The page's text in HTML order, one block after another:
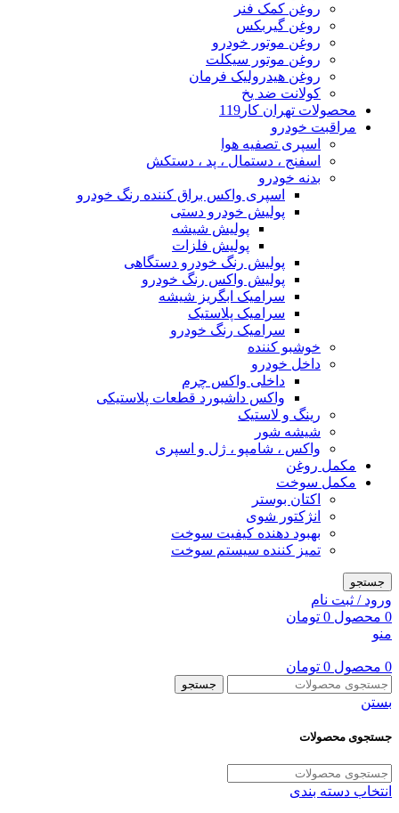
روغن کمک فنر
روغن گیربکس
روغن موتور خودرو
روغن موتور سیکلت
روغن هیدرولیک فرمان
کولانت ضد یخ
محصولات تهران کار119
مراقبت خودرو
اسپری تصفیه هوا
اسفنج ، دستمال ، پد ، دستکش
بدنه خودرو
اسپری واکس براق کننده رنگ خودرو
پولیش خودرو دستی
پولیش شیشه
پولیش فلزات
پولیش رنگ خودرو دستگاهی
پولیش واکس رنگ خودرو
سرامیک ابگریز شیشه
سرامیک پلاستیک
سرامیک رنگ خودرو
خوشبو کننده
داخل خودرو
داخلی واکس چرم
واکس داشبورد قطعات پلاستیکی
رینگ و لاستیک
شیشه شور
واکس ، شامپو ، ژل و اسپری
مکمل روغن
مکمل سوخت
اکتان بوستر
انژکتور شوی
بهبود دهنده کیفیت سوخت
تمیز کننده سیستم سوخت
جستجو
ورود / ثبت نام
0 محصول 0 تومان
منو
0 محصول 0 تومان
جستجو
بستن
جستجوی محصولات
انتخاب دسته بندی